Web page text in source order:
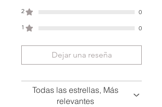
entrega puede ocurrir durante
días festivos o en aduanas que
período de tiempo más largo. En
caso de retraso inusual, no dude
mediante el formulario de
contacto del sitio web e
2
0
1
0
Dejar una reseña
Todas las estrellas, Más
relevantes